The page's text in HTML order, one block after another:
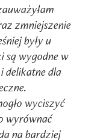
zmniejszenie
były u
są wygodne w
delikatne dla
wyciszyć
wyrównać
na bardziej